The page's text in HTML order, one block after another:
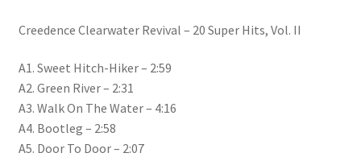
Creedence Clearwater Revival – 20 Super Hits, Vol. II
A1. Sweet Hitch-Hiker – 2:59
A2. Green River – 2:31
A3. Walk On The Water – 4:16
A4. Bootleg – 2:58
A5. Door To Door – 2:07